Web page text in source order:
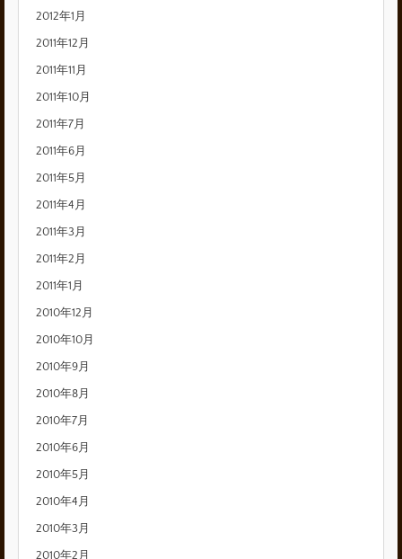
2012年1月
2011年12月
2011年11月
2011年10月
2011年7月
2011年6月
2011年5月
2011年4月
2011年3月
2011年2月
2011年1月
2010年12月
2010年10月
2010年9月
2010年8月
2010年7月
2010年6月
2010年5月
2010年4月
2010年3月
2010年2月